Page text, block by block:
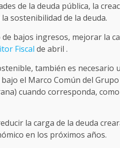
de la deuda pública, la
sostenibilidad de la deuda.
bajos ingresos, mejorar la
Fiscal de abril .
también es
el Marco Común del
cuando corresponda,
la carga de la deuda
en los próximos años.